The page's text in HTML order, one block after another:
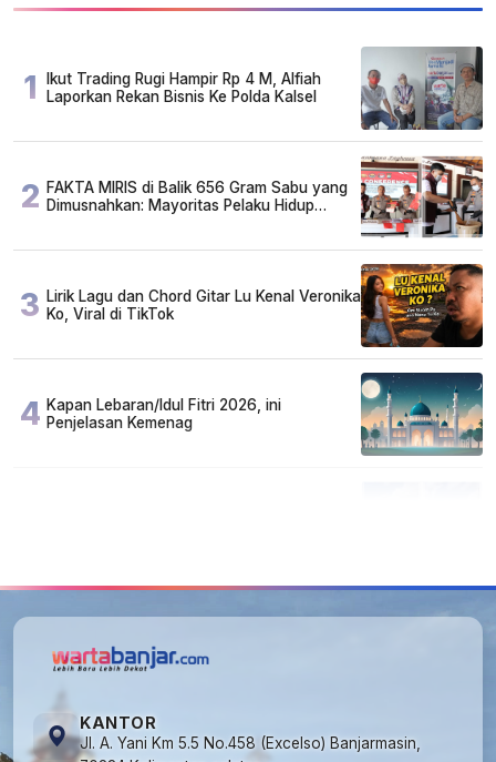
1
Ikut Trading Rugi Hampir Rp 4 M, Alfiah
Laporkan Rekan Bisnis Ke Polda Kalsel
2 FAKTA MIRIS di Balik 656 Gram Sabu yang
Dimusnahkan: Mayoritas Pelaku Hidup
3 Lirik Lagu dan Chord Gitar Lu Kenal Veronika
Ko, Viral di TikTok
4 Kapan Lebaran/Idul Fitri 2026, ini
Penjelasan Kemenag
KANTOR
Jl. A. Yani Km 5.5 No.458 (Excelso) Banjarmasin,